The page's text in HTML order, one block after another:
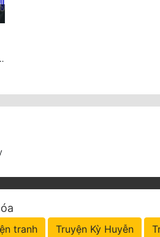
nhìn trộm
tranh Truyện Kỳ Huyễn